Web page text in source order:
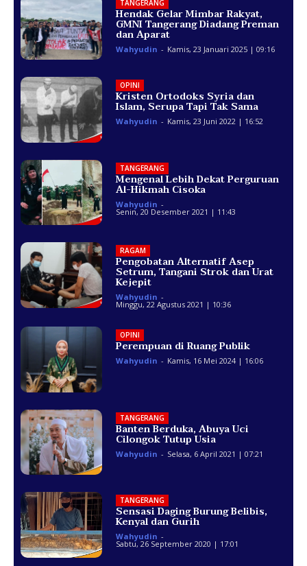
TANGERANG
Hendak Gelar Mimbar Rakyat,
GMNI Tangerang Diadang Preman
dan Aparat
Wahyudin - Kamis, 23 Januari 2025 | 09:16
OPINI
Kristen Ortodoks Syria dan
Islam, Serupa Tapi Tak Sama
Wahyudin - Kamis, 23 Juni 2022 | 16:52
TANGERANG
Mengenal Lebih Dekat Perguruan
Al-Hikmah Cisoka
Wahyudin -
Senin, 20 Desember 2021 | 11:43
RAGAM
Pengobatan Alternatif Asep
Setrum, Tangani Strok dan Urat
Kejepit
Wahyudin -
Minggu, 22 Agustus 2021 | 10:36
OPINI
Perempuan di Ruang Publik
Wahyudin - Kamis, 16 Mei 2024 | 16:06
TANGERANG
Banten Berduka, Abuya Uci
Cilongok Tutup Usia
Wahyudin - Selasa, 6 April 2021 | 07:21
TANGERANG
Sensasi Daging Burung Belibis,
Kenyal dan Gurih
Wahyudin -
Sabtu, 26 September 2020 | 17:01